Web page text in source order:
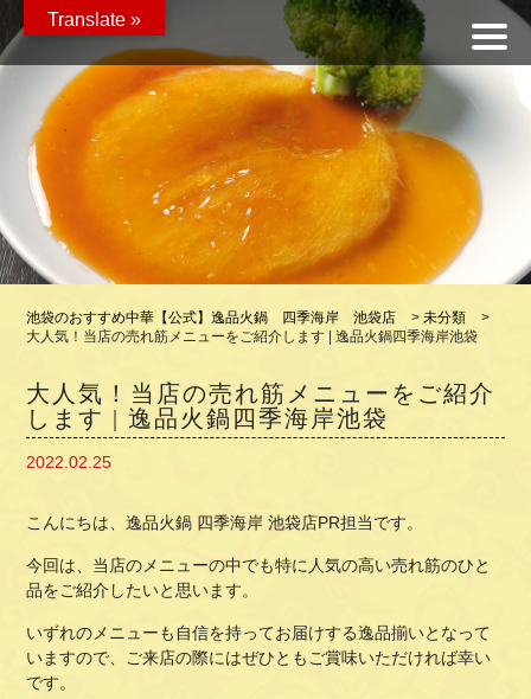
池袋のおすすめ中華【公式】逸品火鍋 四季海岸 池袋店 >未分類
>
大人気！当店の売れ筋メニューをご紹介します | 逸品火鍋四季海岸池袋
大人気！当店の売れ筋メニューをご紹介
します | 逸品火鍋四季海岸池袋
2022.02.25
こんにちは、逸品火鍋 四季海岸 池袋店PR担当です。
今回は、当店のメニューの中でも特に人気の高い売れ筋のひと
品をご紹介したいと思います。
いずれのメニューも自信を持ってお届けする逸品揃いとなって
いますので、ご来店の際にはぜひともご賞味いただければ幸い
です。
Translate »